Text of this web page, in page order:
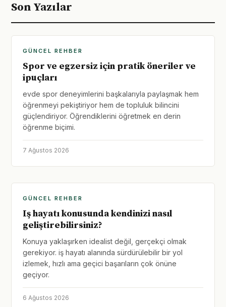
Son Yazılar
GÜNCEL REHBER
Spor ve egzersiz için pratik öneriler ve
ipuçları
evde spor deneyimlerini başkalarıyla paylaşmak hem
öğrenmeyi pekiştiriyor hem de topluluk bilincini
güçlendiriyor. Öğrendiklerini öğretmek en derin
öğrenme biçimi.
7 Ağustos 2026
GÜNCEL REHBER
Iş hayatı konusunda kendinizi nasıl
geliştirebilirsiniz?
Konuya yaklaşırken idealist değil, gerçekçi olmak
gerekiyor. iş hayatı alanında sürdürülebilir bir yol
izlemek, hızlı ama geçici başarıların çok önüne
geçiyor.
6 Ağustos 2026